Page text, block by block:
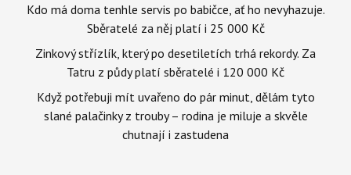
Kdo má doma tenhle servis po babičce, ať ho nevyhazuje.
Sběratelé za něj platí i 25 000 Kč
Zinkový střízlík, který po desetiletích trhá rekordy. Za
Tatru z půdy platí sběratelé i 120 000 Kč
Když potřebuji mít uvařeno do pár minut, dělám tyto
slané palačinky z trouby – rodina je miluje a skvěle
chutnají i zastudena